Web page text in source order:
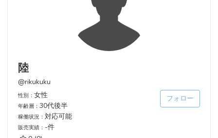
陸
@rikukuku
性別： 女性
年齢層： 30代後半
稼働状況： 対応可能
販売実績： -件
フォロー